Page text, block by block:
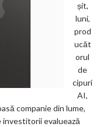
șit,
luni,
prod
ucăt
orul
de
cipuri
AI,
companie din lume,
investitorii evaluează